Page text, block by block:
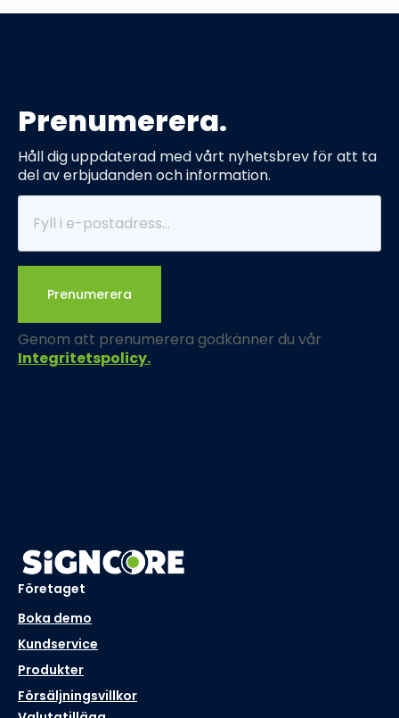
Prenumerera.
Håll dig uppdaterad med vårt nyhetsbrev för att ta
del av erbjudanden och information.
Prenumerera
Genom att prenumerera godkänner du vår
Integritetspolicy.
Företaget
Boka demo
Kundservice
Produkter
Försäljningsvillkor